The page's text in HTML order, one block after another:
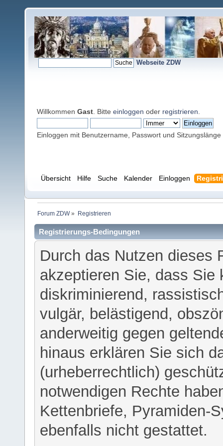
Webseite ZDW
Willkommen Gast . Bitte einloggen oder registrieren
Einloggen mit Benutzername, Passwort und Sitzungslänge
Übersicht Hilfe Suche Kalender Einloggen
Forum ZDW» Registrieren
Registrierungs-Bedingungen
Durch das Nutzen dieses
akzeptieren Sie, dass Sie
diskriminierend,
vulgär, belästigend,
anderweitig gegen
hinaus erklären Sie sich
(urheberrechtlich)
notwendigen Rechte
Kettenbriefe, Pyramiden-
ebenfalls nicht gestattet.